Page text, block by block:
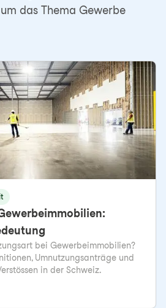
das Thema Gewerbe
bei Gewerbeimmobilien?
Umnutzungsanträge und
in der Schweiz.